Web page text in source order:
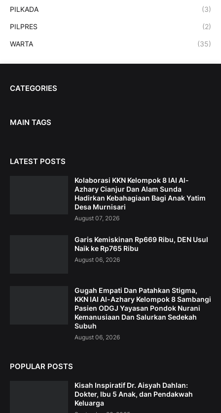
PILKADA (3)
PILPRES (2)
WARTA (35)
CATEGORIES
MAIN TAGS
LATEST POSTS
Kolaborasi KKN Kelompok 8 IAI Al-
Azhary Cianjur Dan Alam Sunda
Hadirkan Kebahagiaan Bagi Anak Yatim
Desa Murnisari
August 07, 2026
Garis Kemiskinan Rp669 Ribu, DEN Usul
Naik ke Rp765 Ribu
August 06, 2026
Gugah Empati Dan Patahkan Stigma,
KKN IAI Al-Azhary Kelompok 8 Sambangi
Pasien ODGJ Yayasan Pondok Nurani
Kemanusiaan Dan Salurkan Sedekah
Subuh
August 06, 2026
POPULAR POSTS
Kisah Inspiratif Dr. Aisyah Dahlan:
Dokter, Ibu 5 Anak, dan Pendakwah
Keluarga